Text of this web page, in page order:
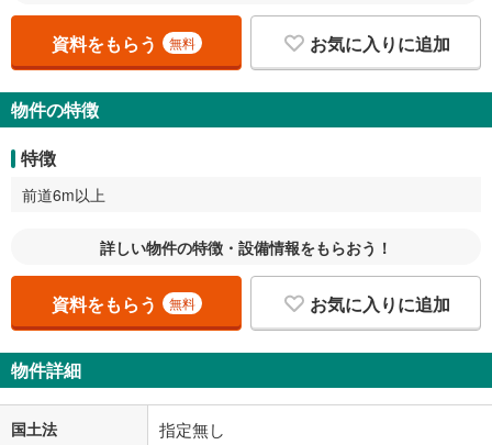
資料をもらう 無料 お気に入りに追加
物件の特徴
特徴
前道6m以上
詳しい物件の特徴・設備情報をもらおう！
資料をもらう 無料 お気に入りに追加
物件詳細
国土法 指定無し